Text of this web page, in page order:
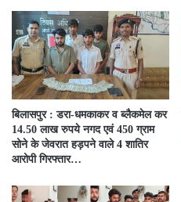
बिलासपुर : डरा-धमकाकर व ब्लैकमेल कर
14.50 लाख रुपये नगद एवं 450 ग्राम
सोने के जेवरात हड़पने वाले 4 शातिर
आरोपी गिरफ्तार…